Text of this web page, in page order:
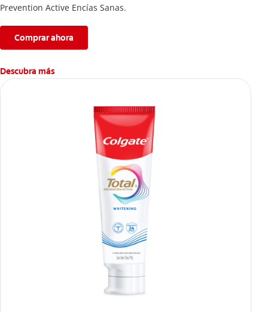
Prevention Active Encías Sanas.
Comprar ahora
Descubra más